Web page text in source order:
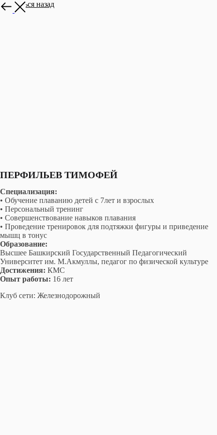
Вернуться назад
ПЕРФИЛЬЕВ ТИМОФЕЙ
Специализация:
• Обучение плаванию детей с 7лет и взрослых
• Персональный тренинг
• Совершенствование навыков плавания
• Проведение тренировок для подтяжки фигуры и приведение
мышц в тонус
Образование:
Высшее Башкирский Государственный Педагогический
Университет им. М.Акмуллы, педагог по физической культуре
Достижения: КМС
Опыт работы: 16 лет
Клуб сети: Железнодорожный